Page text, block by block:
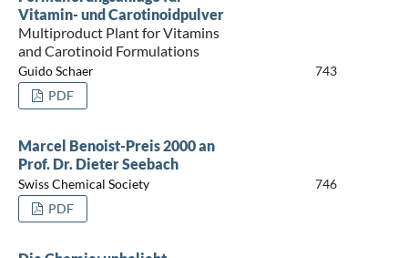
Vitamin- und Carotinoidpulver
Multiproduct Plant for Vitamins
and Carotinoid Formulations
Guido Schaer
743
PDF
Marcel Benoist-Preis 2000 an
Prof. Dr. Dieter Seebach
Swiss Chemical Society
746
PDF